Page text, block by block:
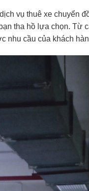
vụ thuê xe chuyển
tha hồ lựa chọn. Từ
nhu cầu của khách